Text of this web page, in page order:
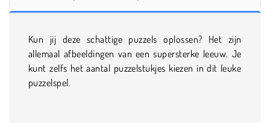
Kun jij deze schattige puzzels oplossen? Het zijn
allemaal afbeeldingen van een supersterke leeuw. Je
kunt zelfs het aantal puzzelstukjes kiezen in dit leuke
puzzelspel.